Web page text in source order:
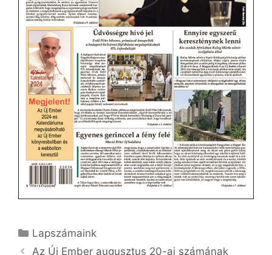
Kategória
Lapszámaink
Az Új Ember augusztus 20-ai számának